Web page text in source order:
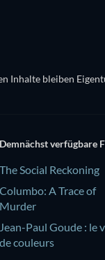
Inhalte bleiben
Demnächst verfügbare
The Social Reckoning
Columbo: A Trace of
Murder
Jean-Paul Goude : le
de couleurs